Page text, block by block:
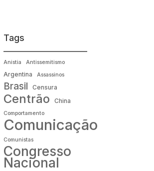
Tags
Anistia Antissemitismo
Argentina Assassinos
Brasil Censura
Centrão China
Comportamento
Comunicação
Comunistas
Congresso
Nacional